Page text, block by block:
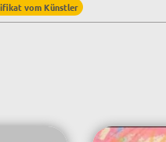
vom Künstler